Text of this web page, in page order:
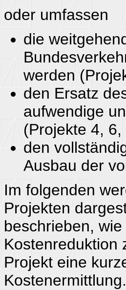
oder umfassen
die
werden
den Ersatz
aufwendige
(Projekte 4, 6,
den
Ausbau der
Im folgenden
Projekten
beschrieben,
Kostenreduktion
Projekt eine
Kostenermittlung.